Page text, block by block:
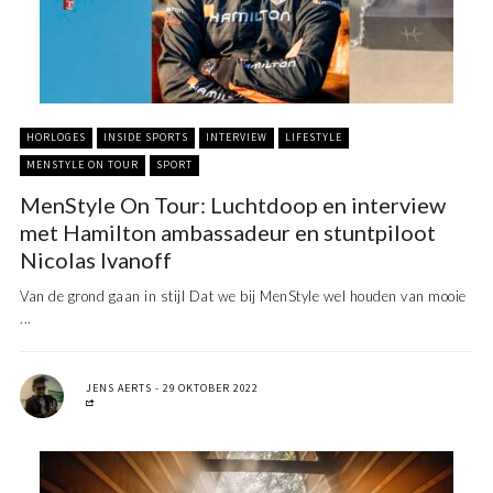
HORLOGES INSIDE SPORTS INTERVIEW
LIFESTYLE
MENSTYLE ON TOUR
SPORT
MenStyle On Tour: Luchtdoop en interview
met Hamilton ambassadeur en stuntpiloot
Nicolas Ivanoff
Van de grond gaan in stijl Dat we bij MenStyle wel houden van mooie
...
JENS AERTS 29 OKTOBER 2022